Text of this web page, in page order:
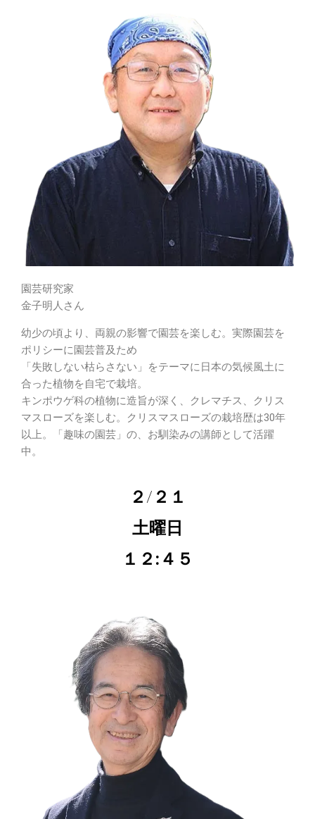
園芸研究家
金子明人さん
幼少の頃より、両親の影響で園芸を楽しむ。実際園芸を
ポリシーに園芸普及ため
「失敗しない枯らさない」をテーマに日本の気候風土に
合った植物を自宅で栽培。
キンポウゲ科の植物に造旨が深く、クレマチス、クリス
マスローズを楽しむ。クリスマスローズの栽培歴は30年
以上。「趣味の園芸」の、お馴染みの講師として活躍
中。
２/２１
土曜日
１２:４５